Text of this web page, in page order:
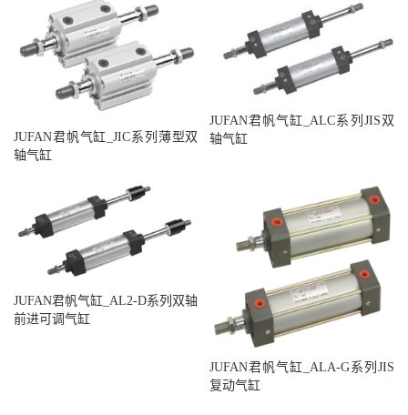
JUFAN君帆气缸_JIC系列薄型双
轴气缸
JUFAN君帆气缸_ALC系列JIS双
轴气缸
JUFAN君帆气缸_AL2-D系列双轴
前进可调气缸
JUFAN君帆气缸_ALA-G系列JIS
复动气缸